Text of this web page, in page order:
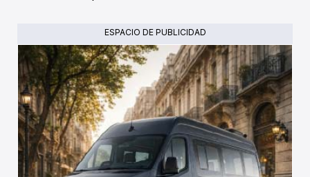
ESPACIO DE PUBLICIDAD